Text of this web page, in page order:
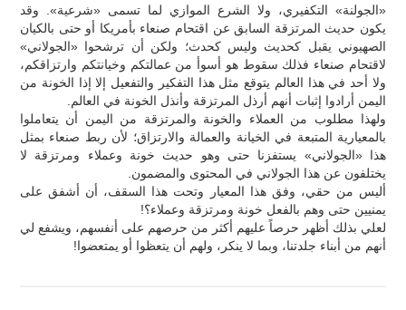
«الجولنة» التكفيري، ولا الشرع الموازي لما تسمى «شرعية». وقد
يكون حديث المرتزقة السابق عن اقتحام صنعاء بأمريكا أو حتى بالكيان
الصهيوني يقبل كحديث ولیس كحدث؛ ولكن أن ترشحوا «الجولاني»
لاقتحام صنعاء فذلك سقوط هو أسوأ من عمالتكم وخيانتكم وارتزاقكم،
ولا أحد في هذا العالم يتوقع مثل هذا التفكير والتفعيل إلا إذا الخونة من
اليمن أرادوا إثبات أنهم أرذل المرتزقة وأنذل الخونة في العالم.
ولهذا مطلوب من العملاء والخونة والمرتزقة من اليمن أن يتعاملوا
بالمعيارية المتبعة في الخيانة والعمالة والارتزاق؛ لأن ربط صنعاء بمثل
هذا «الجولاني» يستفزنا حتى وهو حديث خونة وعملاء ومرتزقة لا
يختلفون عن هذا الجولاني في المحتوى والمضمون.
أليس من حقي، وفق هذا المعيار وتحت هذا السقف، أن أشفق على
يمنيين حتى وهم بالفعل خونة ومرتزقة وعملاء؟!
لعلي بذلك أظهر حرصاً عليهم أكثر من حرصهم على أنفسهم، ويشفع لي
أنهم من أبناء جلدتنا، وبما لا ينكر، ولهم أن يتعظوا أو يمتعضوا!